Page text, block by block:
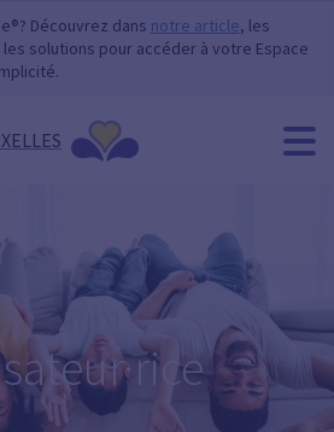
Découvrez dans notre article, les
solutions pour accéder à votre Espace